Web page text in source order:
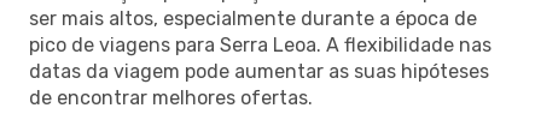
ser mais altos, especialmente durante a época de
pico de viagens para Serra Leoa. A flexibilidade nas
datas da viagem pode aumentar as suas hipóteses
de encontrar melhores ofertas.